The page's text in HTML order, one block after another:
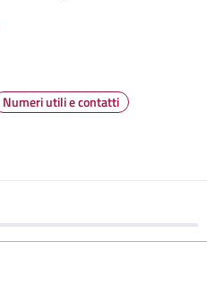
Numeri utili e contatti